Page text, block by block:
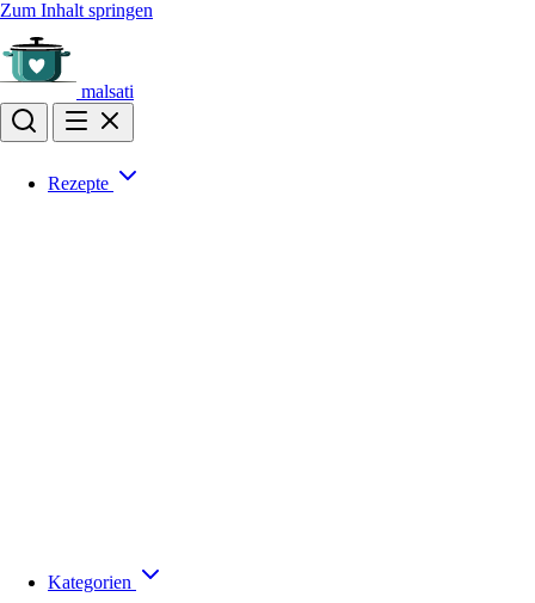
Zum Inhalt springen
malsati
Rezepte
Kategorien